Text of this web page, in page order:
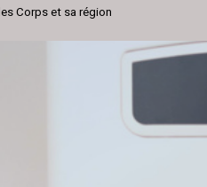
Corps et sa région